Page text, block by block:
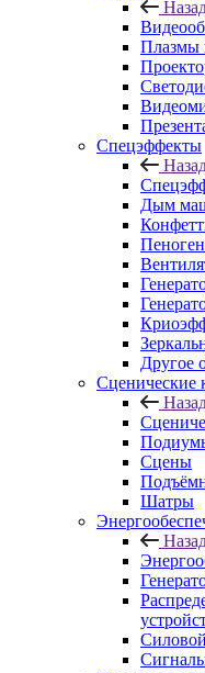
Спецэффекты
Дым
Другое
Сценические
Сцены
Шатры